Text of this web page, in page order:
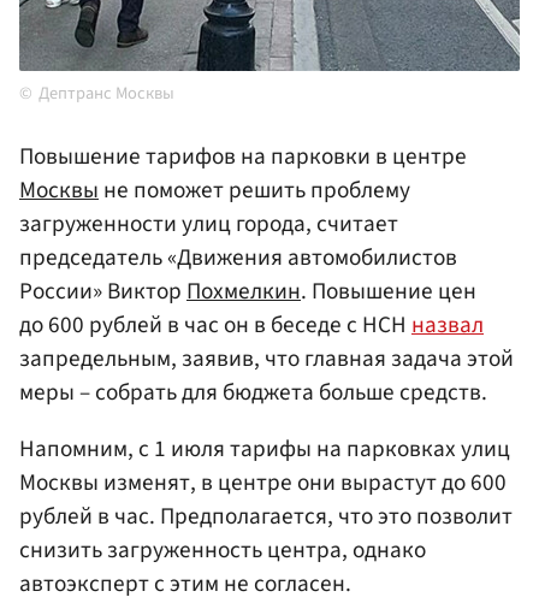
Дептранс Москвы
Повышение тарифов на парковки в центре
Москвыне поможет решить проблему
загруженности улиц города, считает
председатель «Движения автомобилистов
России» ВикторПохмелкин. Повышение цен
до 600 рублей в час он в беседе с НСН назвал
запредельным, заявив, что главная задача этой
меры – собрать для бюджета больше средств.
Напомним, с 1 июля тарифы на парковках улиц
Москвы изменят, в центре они вырастут до 600
рублей в час. Предполагается, что это позволит
снизить загруженность центра, однако
автоэксперт с этим не согласен.